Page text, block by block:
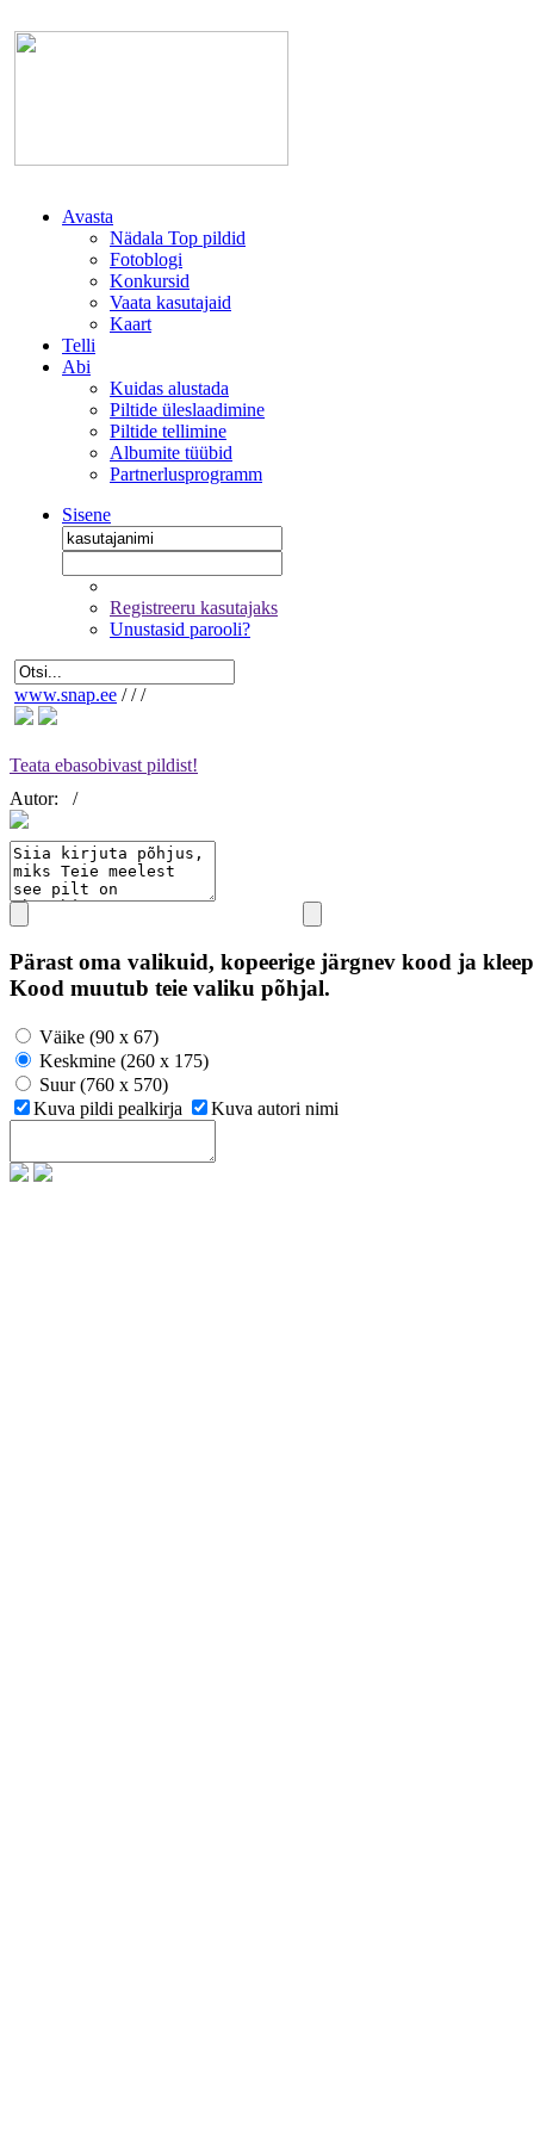
Avasta
Nädala Top pildid
Fotoblogi
Konkursid
Vaata kasutajaid
Kaart
Telli
Abi
Kuidas alustada
Piltide üleslaadimine
Piltide tellimine
Albumite tüübid
Partnerlusprogramm
Sisene
Registreeru kasutajaks
Unustasid parooli?
www.snap.ee / / /
Teata ebasobivast pildist!
Autor:
/
Pärast oma valikuid, kopeerige järgnev kood ja
Kood muutub teie valiku põhjal.
Väike (90 x 67)
Keskmine (260 x 175)
Suur (760 x 570)
Kuva pildi pealkirja
Kuva autori nimi